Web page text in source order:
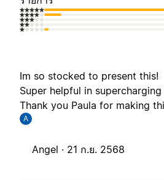
Im so stocked to present this!
Super helpful in
Thank you Paula for making
A
Angel · 21 ก.ย. 2568